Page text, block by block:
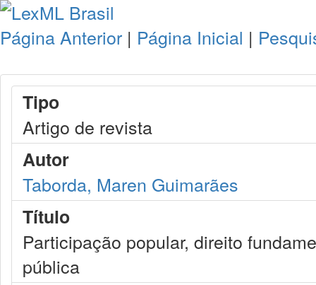
Página Anterior | Página Inicial |
Tipo
Artigo de revista
Autor
Taborda, Maren Guimarães
Título
Participação popular, direito
pública